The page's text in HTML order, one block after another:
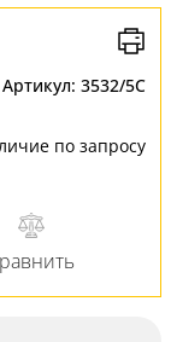
Артикул: 3532/5C
по запросу